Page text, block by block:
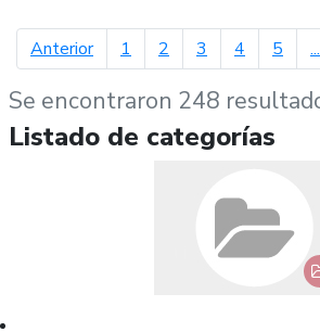
Anteriorpágina anterior
1 2 3 4 5 ...
Se encontraron 248
Listado de categorías